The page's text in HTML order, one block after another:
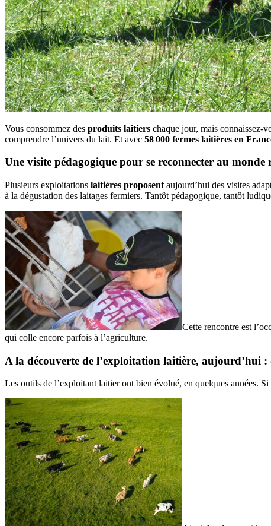
Vous consommez des produits laitiers chaque jour, mais connaissez-
comprendre l’univers du lait. Et avec 58 000 fermes laitières en
Une visite pédagogique pour se reconnecter au monde
Plusieurs exploitations laitières proposent aujourd’hui des visites
à la dégustation des laitages fermiers. Tantôt pédagogique, tantôt
Cette rencontre est
qui colle encore parfois à l’agriculture.
A la découverte de l’exploitation laitière, aujourd’hui :
Les outils de l’exploitant laitier ont bien évolué, en quelques années.